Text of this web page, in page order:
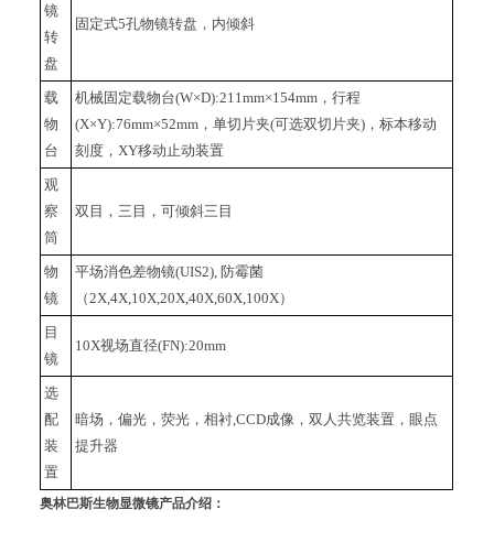
镜
转
盘
固定式5孔物镜转盘，内倾斜
载
物
台
机械固定载物台(W×D):211mm×154mm，行程
(X×Y):76mm×52mm，单切片夹(可选双切片夹)，标本移动
刻度，XY移动止动装置
观
察
筒
双目，三目，可倾斜三目
物
镜
平场消色差物镜(UIS2), 防霉菌
（2X,4X,10X,20X,40X,60X,100X）
目
镜
10X视场直径(FN):20mm
选
配
装
置
暗场，偏光，荧光，相衬,CCD成像，双人共览装置，眼点
提升器
奥林巴斯生物显微镜产品介绍：